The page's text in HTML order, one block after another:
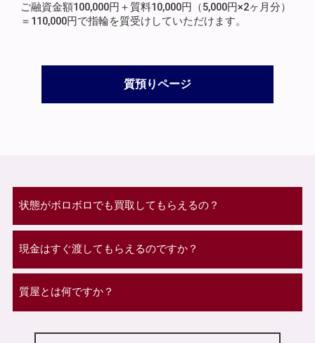
ご融資金額100,000円＋質料10,000円（5,000円×2ヶ月分）
＝110,000円で指輪を質受けしていただけます。
質預りページ
状態がボロボロでも買取してもらえるの？
現金はすぐ渡してもらえるのですか？
質屋とは何ですか？